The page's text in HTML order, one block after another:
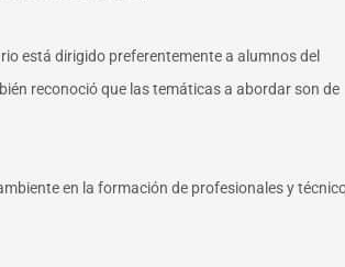
está dirigido preferentemente a alumnos del
reconoció que las temáticas a abordar son de
en la formación de profesionales y